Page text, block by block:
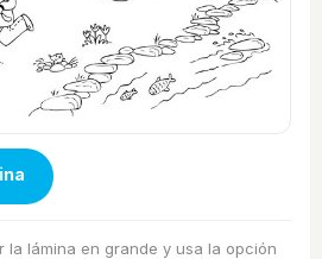
la lámina en grande y usa la opción